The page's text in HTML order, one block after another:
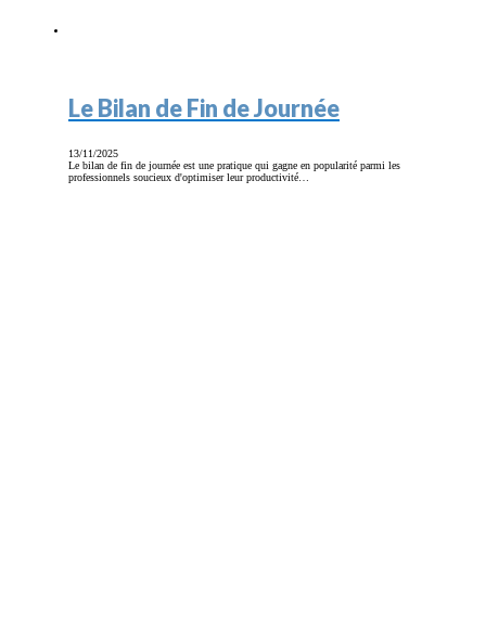
Le Bilan de Fin de Journée
13/11/2025
Le bilan de fin de journée est une pratique qui gagne en popularité parmi les
professionnels soucieux d'optimiser leur productivité…